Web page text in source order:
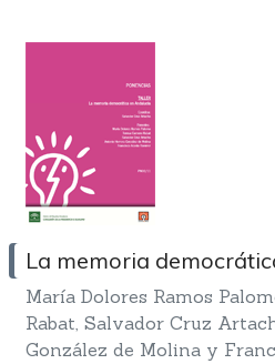
La memoria
María Dolores Ramos
Rabat, Salvador Cruz
González de Molina y